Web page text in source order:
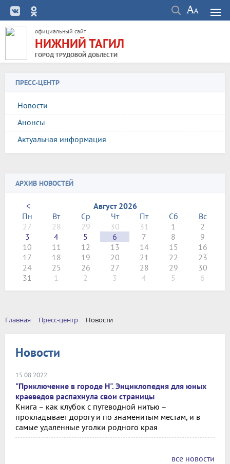
официальный сайт
НИЖНИЙ ТАГИЛ
ГОРОД ТРУДОВОЙ ДОБЛЕСТИ
ПРЕСС-ЦЕНТР
Новости
Анонсы
Актуальная информация
АРХИВ НОВОСТЕЙ
<
Август 2026
Пн
Вт Ср Чт Пт Сб
Вс
27
28 29 30 31 1
2
3
4 5 6 7 8
9
10
11 12 13 14 15
16
17
18 19 20 21 22
23
24
25 26 27 28 29
30
31
1 2 3 4 5 6
Главная Пресс-центр Новости
Новости
15.08.2022
"Приключение в городе Н". Энциклопедия для юных
краеведов распахнула свои страницы
Книга – как клубок с путеводной нитью –
прокладывает дорогу и по знаменитым местам, и в
самые удаленные уголки родного края
все новости